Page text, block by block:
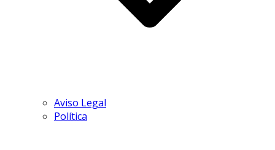
Aviso Legal
Política